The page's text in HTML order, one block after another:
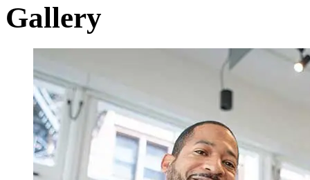
Gallery